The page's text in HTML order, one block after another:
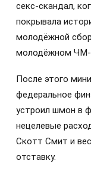
секс-скандал,
покрывала
молодёжной
молодёжном ЧМ-
После этого
федеральное
устроил шмон в
нецелевые
Скотт Смит и
отставку.